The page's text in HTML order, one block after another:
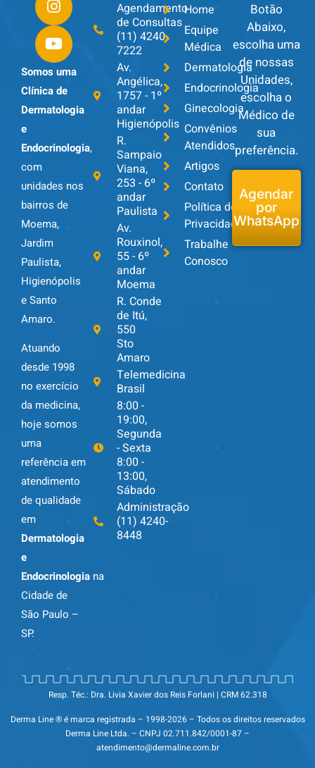
Somos uma
Clínica de
Dermatologia
e
Endocrinologia,
com
unidades nos
bairros de
Moema,
Jardim
Paulista,
Higienópolis
e Santo
Amaro.
Atuando
desde 1998
no exercício
da medicina,
hoje somos
uma
referência em
atendimento
de qualidade
em
Dermatologia
e
Endocrinologia na
Cidade de
São Paulo –
SP.
Agendamento
de Consultas
(11) 4240-
7222
Av.
Angélica,
1757 - 1º
andar
Higienópolis
R.
Sampaio
Viana,
253 - 6º
andar
Paulista
Av.
Rouxinol,
55 - 6º
andar
Moema
R. Conde
de Itú,
550
Sto
Amaro
Telemedicina
Brasil
8:00 -
19:00,
Segunda
- Sexta
8:00 -
13:00,
Sábado
Administração
(11) 4240-
8448
Home
Equipe
Médica
Dermatologia
Endocrinologia
Ginecologia
Convênios
Atendidos
Artigos
Contato
Política de
Privacidade
Trabalhe
Conosco
Botão
Abaixo,
escolha uma
de nossas
Unidades,
escolha o
Médico de
sua
preferência.
Agendar
por
WhatsApp
Resp. Téc.: Dra. Livia Xavier dos Reis Forlani | CRM 62.318
Derma Line ® é marca registrada – 1998-2026 – Todos os direitos reservados
Derma Line Ltda. – CNPJ 02.711.842/0001-87 –
atendimento@dermaline.com.br